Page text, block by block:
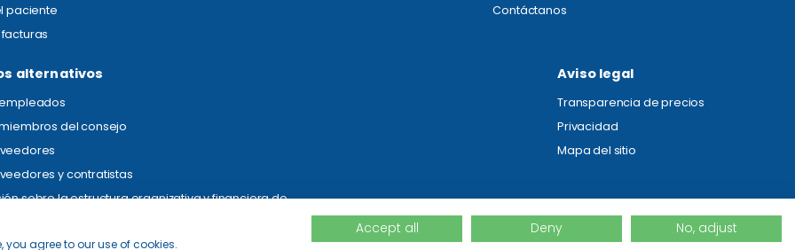
paciente
Contáctanos
alternativos
del consejo
y contratistas
sobre la estructura organizativa y financiera de
Aviso legal
Transparencia de precios
Privacidad
Mapa del sitio
you agree to our use of cookies.
Accept all Deny No, adjust